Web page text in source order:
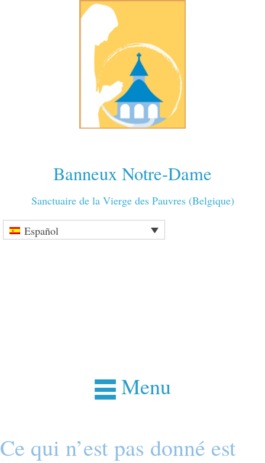
Banneux Notre-Dame
Sanctuaire de la Vierge des Pauvres (Belgique)
Español
Menu
Ce qui n’est pas donné est